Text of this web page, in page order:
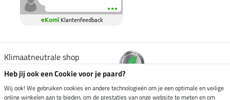
eKomi Klantenfeedback
Klimaatneutrale shop
Verzending per
Heb jij ook een Cookie voor je paard?
Wij ook! We gebruiken cookies en andere technologieën om je een optimale en veilige
online winkelen aan te bieden, om de prestaties van onze website te meten en om